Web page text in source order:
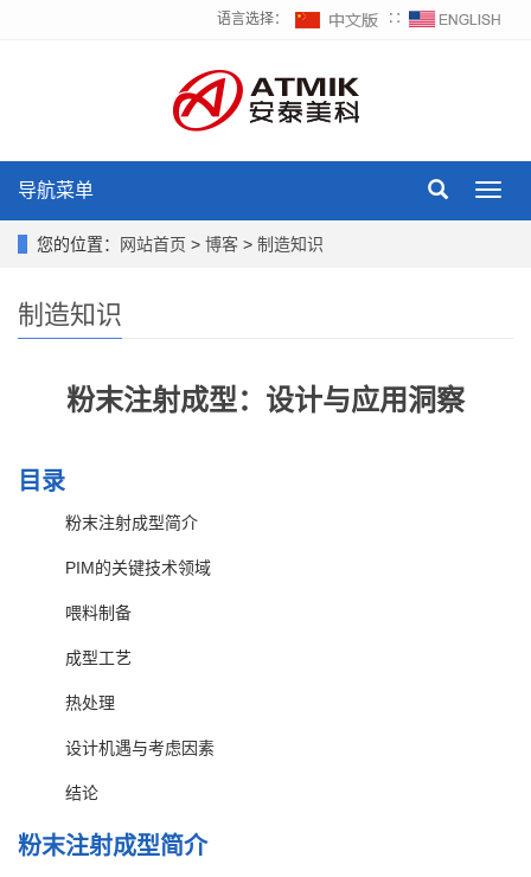
语言选择： ∷
导航菜单
您的位置： 网站首页 > 博客 > 制造知识
制造知识
粉末注射成型：设计与应用洞察
目录
粉末注射成型简介
PIM的关键技术领域
喂料制备
成型工艺
热处理
设计机遇与考虑因素
结论
粉末注射成型简介